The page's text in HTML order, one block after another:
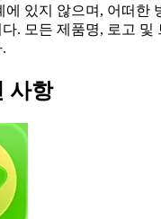
에 있지 않으며, 어떠한
. 모든 제품명, 로고 및
사항